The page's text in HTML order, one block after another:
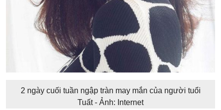
2 ngày cuối tuần ngập tràn may mắn của người tuổi
Tuất - Ảnh: Internet